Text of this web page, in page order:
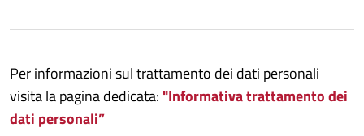
Per informazioni sul trattamento dei dati personali
visita la pagina dedicata: "Informativa trattamento dei
dati personali”